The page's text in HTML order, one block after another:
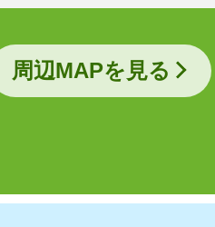
周辺MAPを見る